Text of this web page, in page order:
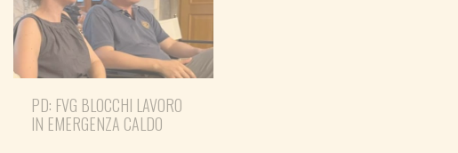
PD: FVG BLOCCHI LAVORO
IN EMERGENZA CALDO